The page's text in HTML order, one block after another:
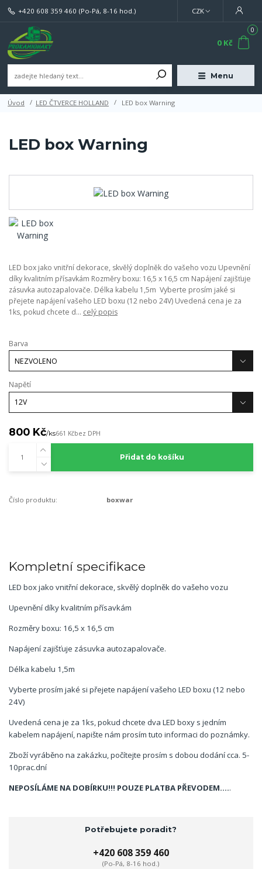
Menu
CZK
+420 608 359 460 (Po-Pá, 8-16 hod.)
0
0 Kč
Úvod LED ČTVERCE HOLLAND LED box Warning
LED box Warning
LED box jako vnitřní dekorace, skvělý doplněk do vašeho vozu Upevnění
díky kvalitním přísavkám Rozměry boxu: 16,5 x 16,5 cm Napájení zajišťuje
zásuvka autozapalovače. Délka kabelu 1,5m Vyberte prosím jaké si
přejete napájení vašeho LED boxu (12 nebo 24V) Uvedená cena je za
1ks, pokud chcete d... celý popis
Barva
Napětí
800 Kč/ks661 Kčbez DPH
Přidat do košíku
Číslo produktu: boxwar
Kompletní specifikace
LED box jako vnitřní dekorace, skvělý doplněk do vašeho vozu
Upevnění díky kvalitním přísavkám
Rozměry boxu: 16,5 x 16,5 cm
Napájení zajišťuje zásuvka autozapalovače.
Délka kabelu 1,5m
Vyberte prosím jaké si přejete napájení vašeho LED boxu (12 nebo
24V)
Uvedená cena je za 1ks, pokud chcete dva LED boxy s jedním
kabelem napájení, napište nám prosím tuto informaci do poznámky.
Zboží vyráběno na zakázku, počítejte prosím s dobou dodání cca. 5-
10prac.dní
NEPOSÍLÁME NA DOBÍRKU!!! POUZE PLATBA PŘEVODEM.....
Potřebujete poradit?
+420 608 359 460
(Po-Pá, 8-16 hod.)